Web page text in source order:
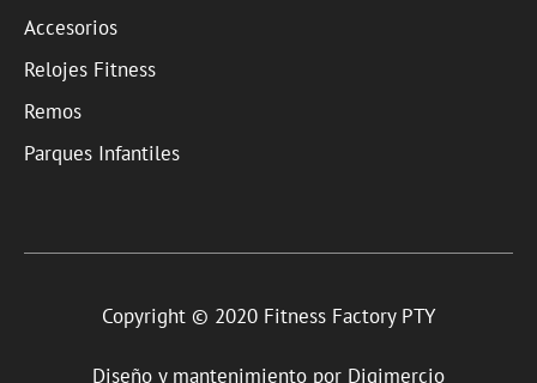
Accesorios
Relojes Fitness
Remos
Parques Infantiles
Copyright © 2020 Fitness Factory PTY
Diseño y mantenimiento por Digimercio